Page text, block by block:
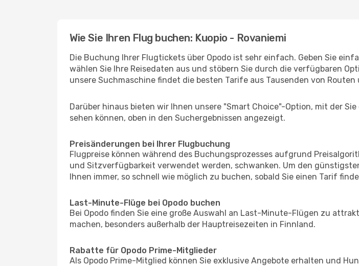
Wie Sie Ihren Flug buchen: Kuopio - Rovaniemi
Die Buchung Ihrer Flugtickets über Opodo ist sehr einfach. Geben Sie
wählen Sie Ihre Reisedaten aus und stöbern Sie durch die verfügbaren
unsere Suchmaschine findet die besten Tarife aus Tausenden von
Darüber hinaus bieten wir Ihnen unsere "Smart Choice"-Option, mit der
sehen können, oben in den Suchergebnissen angezeigt.
Preisänderungen bei Ihrer Flugbuchung
Flugpreise können während des Buchungsprozesses aufgrund
und Sitzverfügbarkeit verwendet werden, schwanken. Um den
Ihnen immer, so schnell wie möglich zu buchen, sobald Sie einen Tarif
Last-Minute-Flüge bei Opodo buchen
Bei Opodo finden Sie eine große Auswahl an Last-Minute-Flügen zu
machen, besonders außerhalb der Hauptreisezeiten in Finnland.
Rabatte für Opodo Prime-Mitglieder
Als Opodo Prime-Mitglied können Sie exklusive Angebote erhalten und